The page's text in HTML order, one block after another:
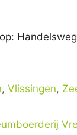
,Vlissingen,